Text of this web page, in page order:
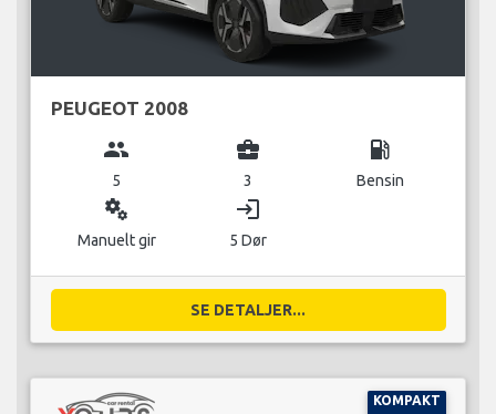
PEUGEOT 2008
group
5
business_center
3
local_gas_station
Bensin
miscellaneous_services
Manuelt gir
login
5 Dør
SE DETALJER...
KOMPAKT